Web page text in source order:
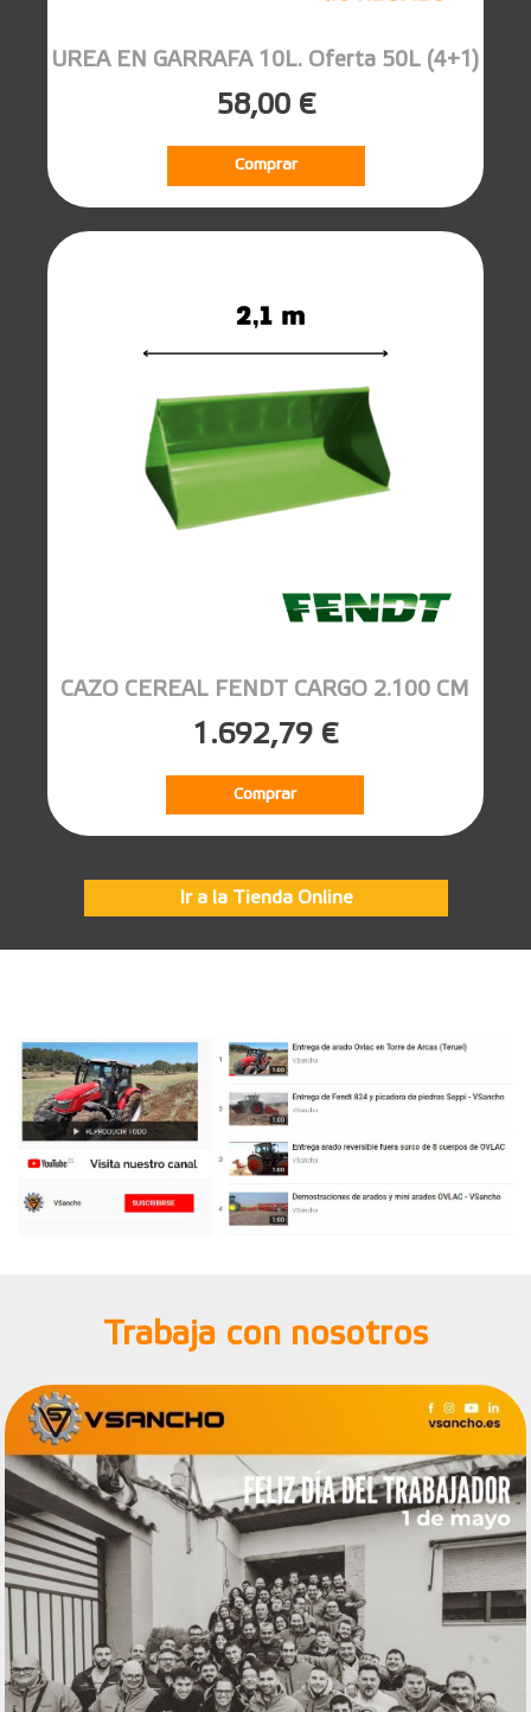
UREA EN GARRAFA 10L. Oferta 50L (4+1)
58,00 €
Comprar
CAZO CEREAL FENDT CARGO 2.100 CM
1.692,79 €
Comprar
Ir a la Tienda Online
Trabaja con nosotros